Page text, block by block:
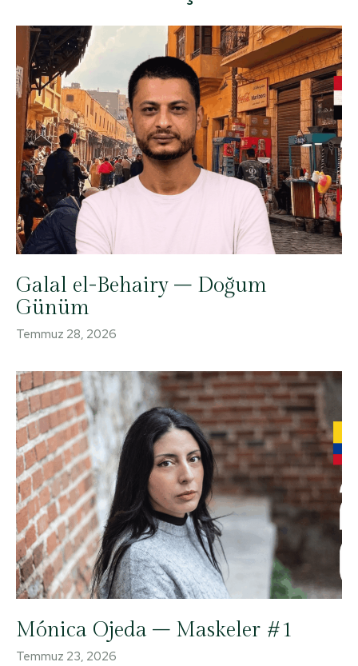
Galal el-Behairy – Doğum
Günüm
Temmuz 28, 2026
Mónica Ojeda – Maskeler #1
Temmuz 23, 2026